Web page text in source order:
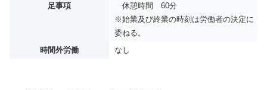
足事項
休憩時間 60分
※始業及び終業の時刻は労働者の決定に
委ねる。
時間外労働
なし